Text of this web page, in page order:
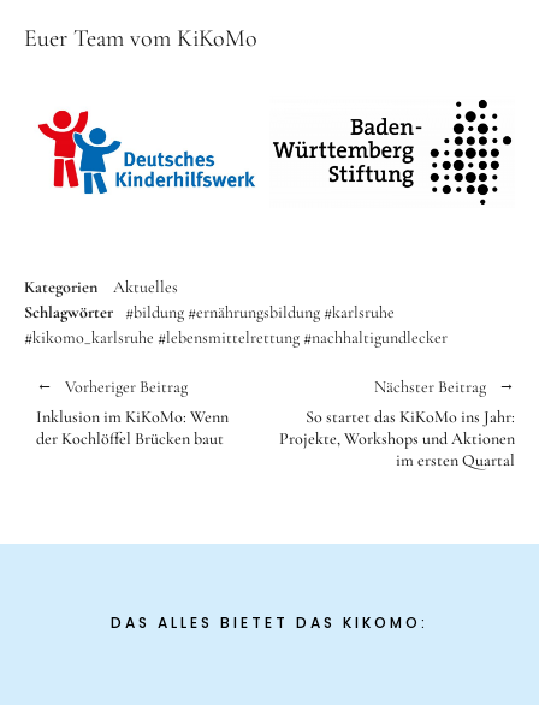
Euer Team vom KiKoMo
Kategorien
Aktuelles
Schlagwörter
#bildung #ernährungsbildung #karlsruhe
#kikomo_karlsruhe #lebensmittelrettung #nachhaltigundlecker
Vorheriger Beitrag
Inklusion im KiKoMo: Wenn
der Kochlöffel Brücken baut
Nächster Beitrag
So startet das KiKoMo ins Jahr:
Projekte, Workshops und Aktionen
im ersten Quartal
DAS ALLES BIETET DAS KIKOMO: